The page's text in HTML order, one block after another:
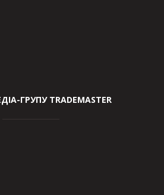
ГРУПУ TRADEMASTER